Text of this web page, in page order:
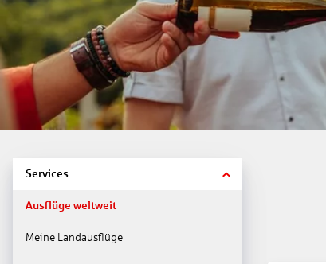
Services
Ausflüge weltweit
Meine Landausflüge